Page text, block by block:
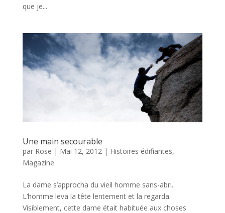
que je...
Une main secourable
par Rose | Mai 12, 2012 | Histoires édifiantes,
Magazine
La dame s’approcha du vieil homme sans-abri.
L’homme leva la tête lentement et la regarda.
Visiblement, cette dame était habituée aux choses